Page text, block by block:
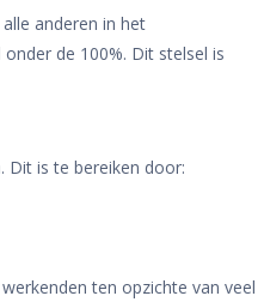
anderen in het
de 100%. Dit stelsel is
Dit is te bereiken door:
ten opzichte van veel